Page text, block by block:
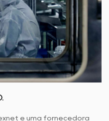
é uma fornecedora